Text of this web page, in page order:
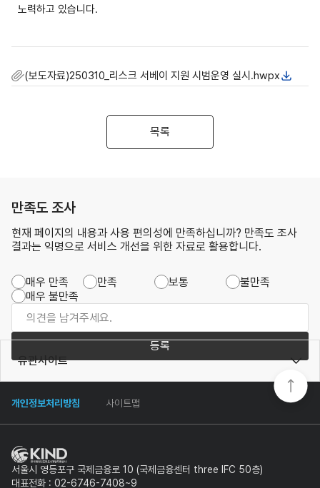
노력하고 있습니다.
(보도자료)250310_리스크 서베이 지원 시범운영 실시.hwpx
목록
만족도 조사
현재 페이지의 내용과 사용 편의성에 만족하십니까? 만족도 조사
결과는 익명으로 서비스 개선을 위한 자료로 활용합니다.
매우 만족 만족 보통
불만족
매우 불만족
등록
개인정보처리방침 사이트맵
유관사이트
서울시 영등포구 국제금융로 10 (국제금융센터 three IFC 50층)
대표전화 : 02-6746-7408~9